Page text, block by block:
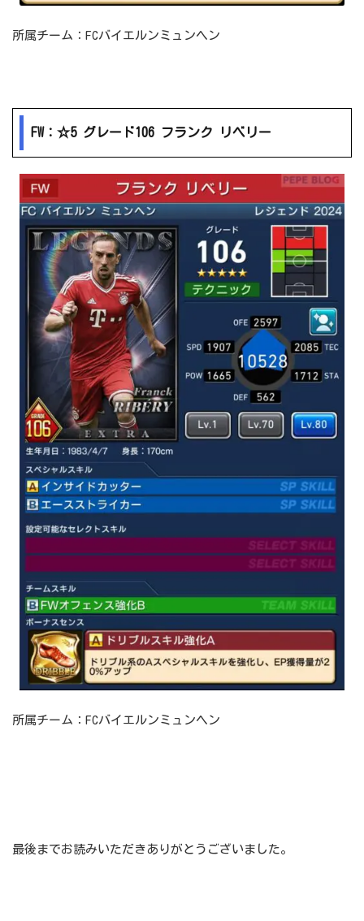
所属チーム：FCバイエルンミュンヘン
FW：☆5 グレード106 フランク リベリー
所属チーム：FCバイエルンミュンヘン
最後までお読みいただきありがとうございました。